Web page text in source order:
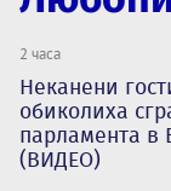
2 часа
Неканени
обиколиха
парламента в
(ВИДЕО)